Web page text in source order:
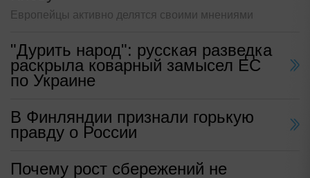
Европейцы активно делятся своими мнениями
"Дурить народ": русская разведка
раскрыла коварный замысел ЕС
по Украине
В Финляндии признали горькую
правду о России
Почему рост сбережений не